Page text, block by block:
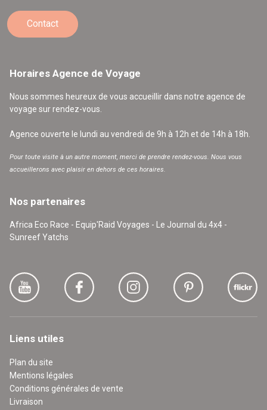
Contact
Horaires Agence de Voyage
Nous sommes heureux de vous accueillir dans notre agence de
voyage sur rendez-vous.
Agence ouverte le lundi au vendredi de 9h à 12h et de 14h à 18h.
Pour toute visite à un autre moment, merci de prendre rendez-vous. Nous vous
accueillerons avec plaisir en dehors de ces horaires.
Nos partenaires
Africa Eco Race - Equip'Raid Voyages - Le Journal du 4x4 -
Sunreef Yatchs
Liens utiles
Plan du site
Mentions légales
Conditions générales de vente
Livraison